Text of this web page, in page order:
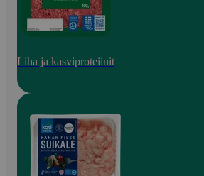
Liha ja kasviproteiinit